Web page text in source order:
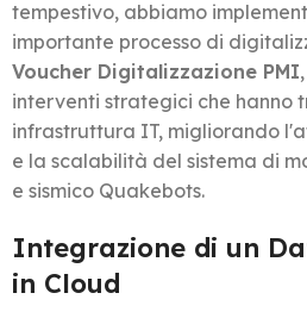
tempestivo, abbiamo
importante processo di
Voucher Digitalizzazione PMI
interventi strategici che hanno
infrastruttura IT, migliorando
e la scalabilità del sistema di
e sismico Quakebots.
Integrazione di un
in Cloud